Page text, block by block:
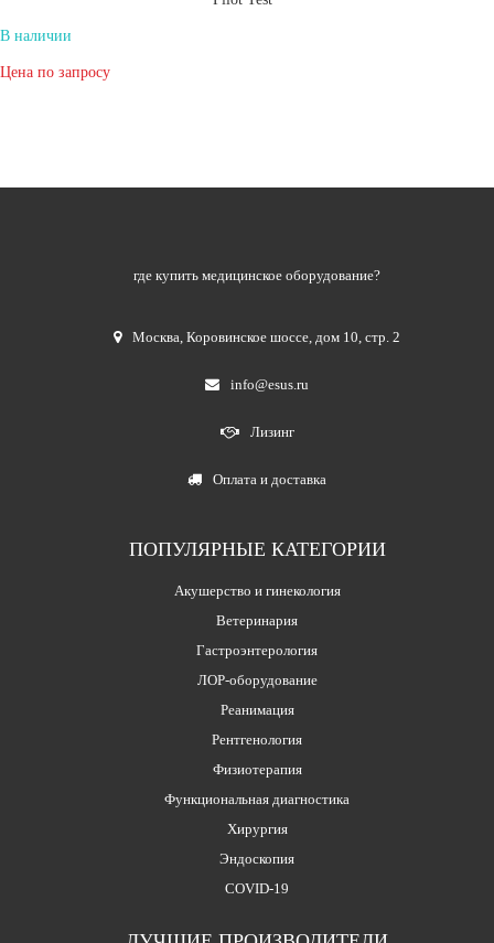
В наличии
Цена по запросу
где купить медицинское оборудование?
Москва ,Коровинское шоссе, дом 10, стр. 2
info@esus.ru
Лизинг
Оплата и доставка
ПОПУЛЯРНЫЕ КАТЕГОРИИ
Акушерство и гинекология
Ветеринария
Гастроэнтерология
ЛОР-оборудование
Реанимация
Рентгенология
Физиотерапия
Функциональная диагностика
Хирургия
Эндоскопия
COVID-19